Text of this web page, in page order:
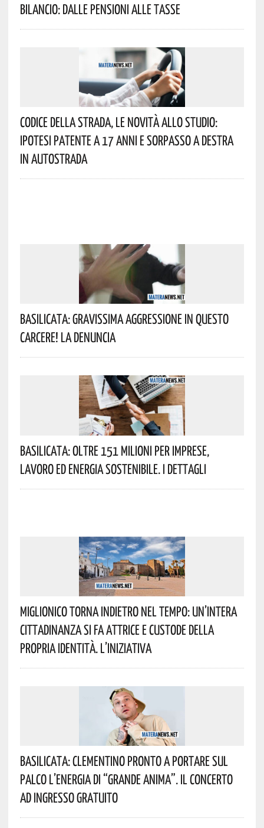
Bilancio: Dalle Pensioni Alle Tasse
Codice Della Strada, Le Novità Allo Studio:
Ipotesi Patente A 17 Anni E Sorpasso A Destra
In Autostrada
Basilicata: Gravissima Aggressione In Questo
Carcere! La Denuncia
Basilicata: Oltre 151 Milioni Per Imprese,
Lavoro Ed Energia Sostenibile. I Dettagli
Miglionico Torna Indietro Nel Tempo: Un’intera
Cittadinanza Si Fa Attrice E Custode Della
Propria Identità. L’iniziativa
Basilicata: Clementino Pronto A Portare Sul
Palco L’energia Di “Grande Anima”. Il Concerto
Ad Ingresso Gratuito